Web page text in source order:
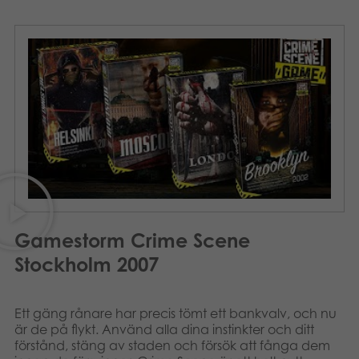
Arkiverade produkter
Applikationer
Gamestorm Crime Scene
Stockholm 2007
Ett gäng rånare har precis tömt ett bankvalv, och nu
är de på flykt. Använd alla dina instinkter och ditt
förstånd, stäng av staden och försök att fånga dem